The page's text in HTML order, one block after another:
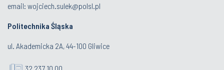
email: wojciech.sulek@polsl.pl
Politechnika Śląska
ul. Akademicka 2A, 44-100 Gliwice